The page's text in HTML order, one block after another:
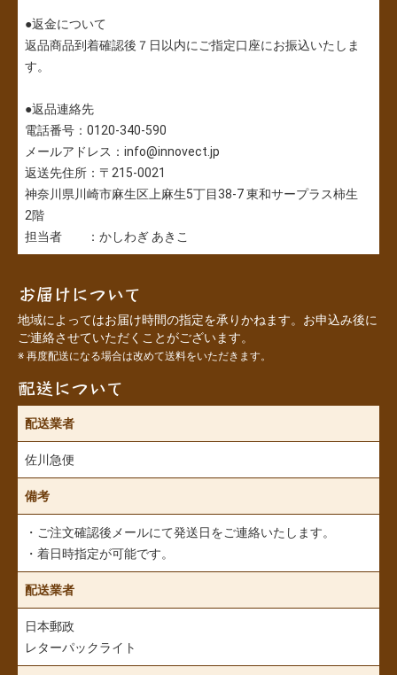
●返金について
返品商品到着確認後７日以内にご指定口座にお振込いたしま
す。
●返品連絡先
電話番号：0120-340-590
メールアドレス：info@innovect.jp
返送先住所：〒215-0021
神奈川県川崎市麻生区上麻生5丁目38-7 東和サープラス柿生
2階
担当者 ：かしわぎ あきこ
お届けについて
地域によってはお届け時間の指定を承りかねます。お申込み後に
ご連絡させていただくことがございます。
※ 再度配送になる場合は改めて送料をいただきます。
配送について
配送業者
佐川急便
備考
・ご注文確認後メールにて発送日をご連絡いたします。
・着日時指定が可能です。
配送業者
日本郵政
レターパックライト